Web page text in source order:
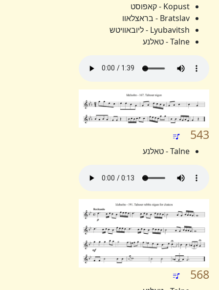
Kopust - קאפוסט
Bratslav - בראצלאוו
Lyubavitsh - ליובאוויטש
Talne - טאלנע
543
Talne - טאלנע
568